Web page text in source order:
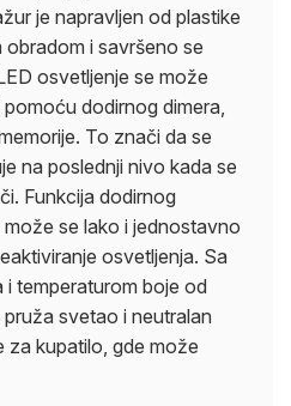
je napravljen od plastike
i savršeno se
osvetljenje se može
dodirnog dimera,
To znači da se
na poslednji nivo kada se
Funkcija dodirnog
se lako i jednostavno
osvetljenja. Sa
temperaturom boje od
svetao i neutralan
za kupatilo, gde može